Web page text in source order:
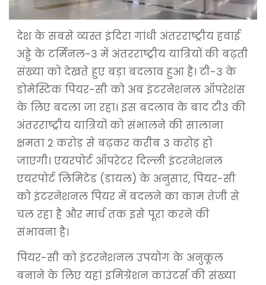
देश के सबसे व्यस्त इंदिरा गांधी अंतरराष्ट्रीय हवाई
अड्डे के टर्मिनल-3 में अंतरराष्ट्रीय यात्रियों की बढ़ती
संख्या को देखते हुए बड़ा बदलाव हुआ है। टी-3 के
डोमेस्टिक पियर-सी को अब इंटरनेशनल ऑपरेशंस
के लिए बदला जा रहा। इस बदलाव के बाद टी3 की
अंतरराष्ट्रीय यात्रियों को संभालने की सालाना
क्षमता 2 करोड़ से बढ़कर करीब 3 करोड़ हो
जाएगी। एयरपोर्ट ऑपरेटर दिल्ली इंटरनेशनल
एयरपोर्ट लिमिटेड (डायल) के अनुसार, पियर-सी
को इंटरनेशनल पियर में बदलने का काम तेजी से
चल रहा है और मार्च तक इसे पूरा करने की
संभावना है।
पियर-सी को इंटरनेशनल उपयोग के अनुकूल
बनाने के लिए यहां इमिग्रेशन काउंटर्स की संख्या